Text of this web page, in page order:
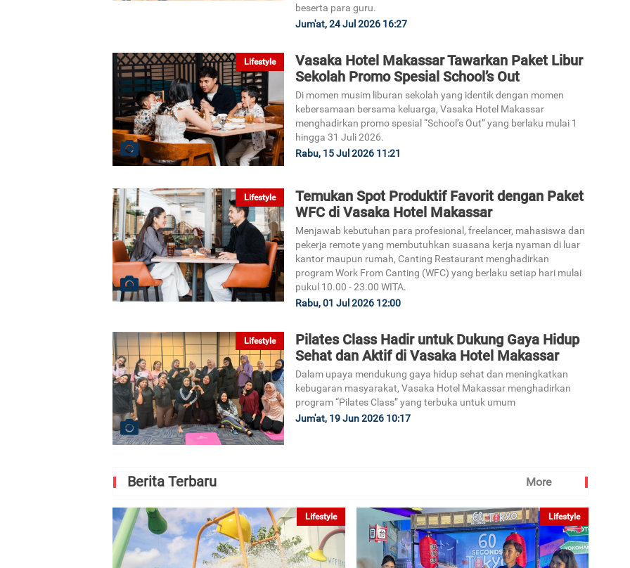
beserta para guru.
Jum'at, 24 Jul 2026 16:27
Lifestyle
Vasaka Hotel Makassar Tawarkan Paket Libur
Sekolah Promo Spesial School’s Out
Di momen musim liburan sekolah yang identik dengan momen
kebersamaan bersama keluarga, Vasaka Hotel Makassar
menghadirkan promo spesial “School’s Out” yang berlaku mulai 1
hingga 31 Juli 2026.
Rabu, 15 Jul 2026 11:21
Lifestyle
Temukan Spot Produktif Favorit dengan Paket
WFC di Vasaka Hotel Makassar
Menjawab kebutuhan para profesional, freelancer, mahasiswa dan
pekerja remote yang membutuhkan suasana kerja nyaman di luar
kantor maupun rumah, Canting Restaurant menghadirkan
program Work From Canting (WFC) yang berlaku setiap hari mulai
pukul 10.00 - 23.00 WITA.
Rabu, 01 Jul 2026 12:00
Lifestyle
Pilates Class Hadir untuk Dukung Gaya Hidup
Sehat dan Aktif di Vasaka Hotel Makassar
Dalam upaya mendukung gaya hidup sehat dan meningkatkan
kebugaran masyarakat, Vasaka Hotel Makassar menghadirkan
program “Pilates Class” yang terbuka untuk umum
Jum'at, 19 Jun 2026 10:17
Berita Terbaru More
Lifestyle Lifestyle